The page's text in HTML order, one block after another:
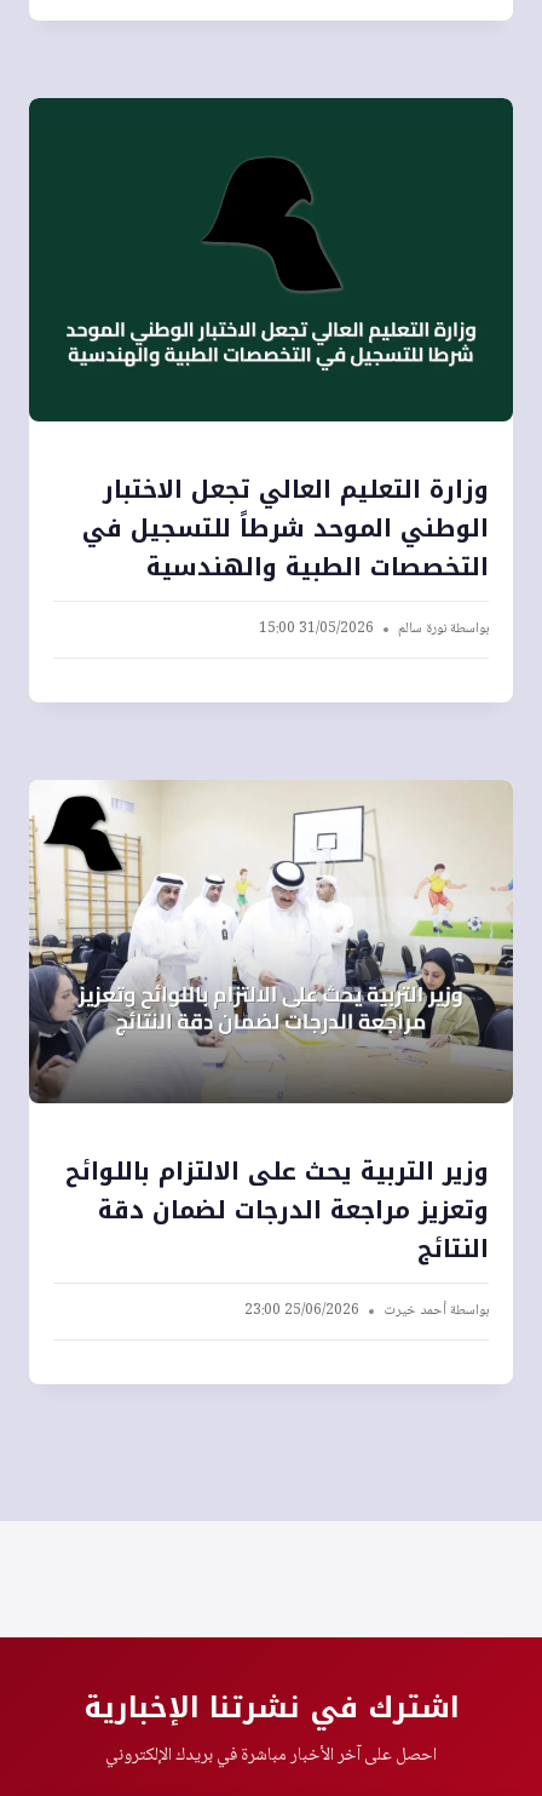
وزارة التعليم العالي تجعل الاختبار
الوطني الموحد شرطاً للتسجيل في
التخصصات الطبية والهندسية
بواسطةنورة سالم 31/05/2026 15:00
وزير التربية يحث على الالتزام باللوائح
وتعزيز مراجعة الدرجات لضمان دقة
النتائج
بواسطةأحمد خيرت 25/06/2026 23:00
اشترك في نشرتنا الإخبارية
احصل على آخر الأخبار مباشرة في بريدك الإلكتروني